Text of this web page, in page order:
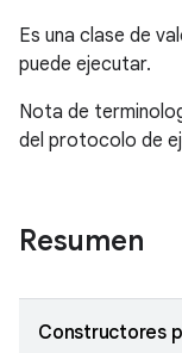
Es una clase de
puede ejecutar.
Nota de
del protocolo de
Resumen
Constructores